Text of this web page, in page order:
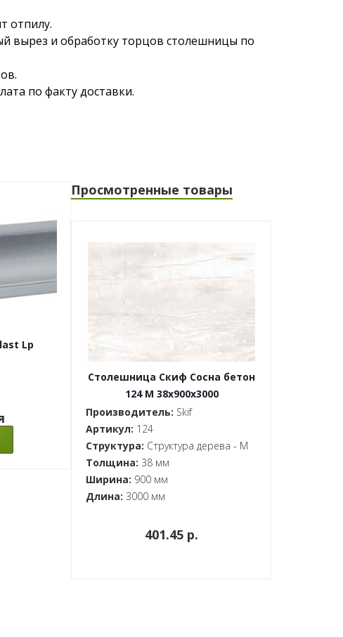
отпилу.
вырез и обработку торцов столешницы по
по факту доставки.
Lp
Просмотренные товары
Столешница Скиф Сосна бетон
124 М 38x900x3000
Производитель: Skif
Артикул: 124
Структура: Структура дерева - М
Толщина: 38 мм
Ширина: 900 мм
Длина: 3000 мм
401.45 p.